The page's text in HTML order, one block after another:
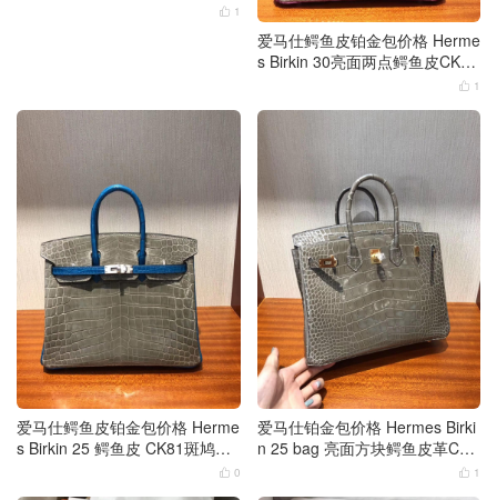
 1
爱马仕鳄鱼皮铂金包价格 Herme
s Birkin 30亮面两点鳄鱼皮CK81
 1
爱马仕鳄鱼皮铂金包价格 Herme
s Birkin 25 鳄鱼皮 CK81斑鸠灰
 0
爱马仕铂金包价格 Hermes Birki
n 25 bag 亮面方块鳄鱼皮革CK8
 1